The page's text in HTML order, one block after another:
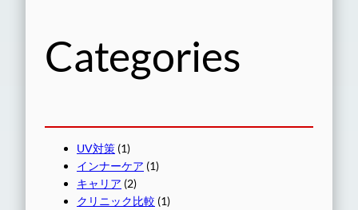
Categories
UV対策 (1)
インナーケア (1)
キャリア (2)
クリニック比較 (1)